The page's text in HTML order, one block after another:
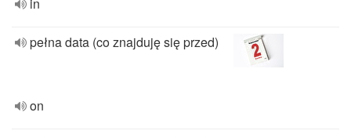
pełna data (co znajduję się przed)
on